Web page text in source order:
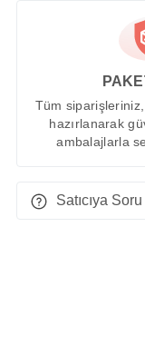
Tüm
hazırlanarak
ambalajlarla
Satıcıya